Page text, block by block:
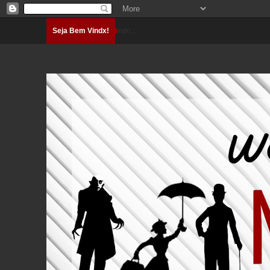
Seja Bem Vindx!Carregando...